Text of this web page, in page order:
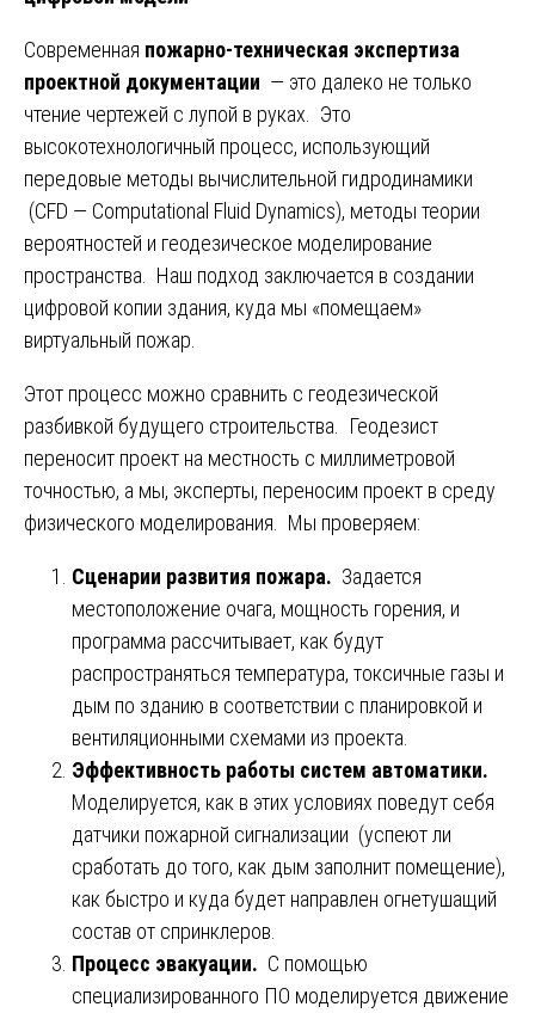
Современная пожарно-техническая экспертиза
проектной документации — это далеко не только
чтение чертежей с лупой в руках. Это
высокотехнологичный процесс, использующий
передовые методы вычислительной гидродинамики
(CFD — Computational Fluid Dynamics), методы теории
вероятностей и геодезическое моделирование
пространства. Наш подход заключается в создании
цифровой копии здания, куда мы «помещаем»
виртуальный пожар.
Этот процесс можно сравнить с геодезической
разбивкой будущего строительства. Геодезист
переносит проект на местность с миллиметровой
точностью, а мы, эксперты, переносим проект в среду
физического моделирования. Мы проверяем:
Сценарии развития пожара. Задается
местоположение очага, мощность горения, и
программа рассчитывает, как будут
распространяться температура, токсичные газы и
дым по зданию в соответствии с планировкой и
вентиляционными схемами из проекта.
Эффективность работы систем автоматики.
Моделируется, как в этих условиях поведут себя
датчики пожарной сигнализации (успеют ли
сработать до того, как дым заполнит помещение),
как быстро и куда будет направлен огнетушащий
состав от спринклеров.
Процесс эвакуации. С помощью
специализированного ПО моделируется движение